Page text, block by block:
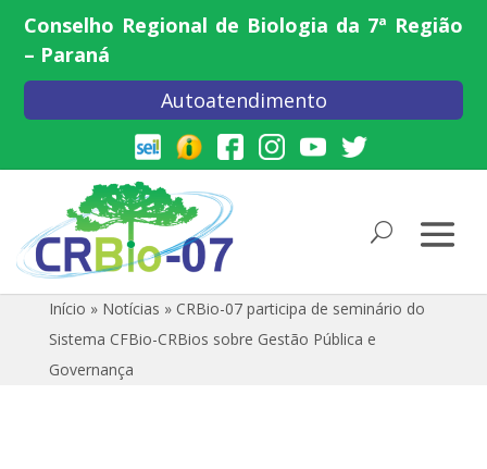
Conselho Regional de Biologia da 7ª Região
– Paraná
Autoatendimento
Início » Notícias » CRBio-07 participa de seminário do
Sistema CFBio-CRBios sobre Gestão Pública e
Governança